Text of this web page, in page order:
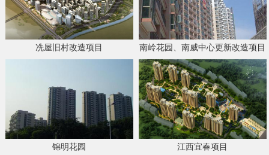
冼屋旧村改造项目 南岭花园、南威中心更新改造项目
锦明花园 江西宜春项目